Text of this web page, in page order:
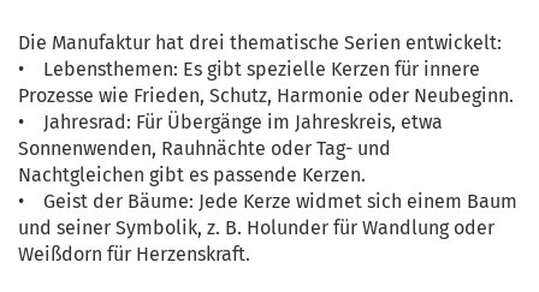
Die Manufaktur hat drei thematische Serien entwickelt:
• Lebensthemen: Es gibt spezielle Kerzen für innere
Prozesse wie Frieden, Schutz, Harmonie oder Neubeginn.
• Jahresrad: Für Übergänge im Jahreskreis, etwa
Sonnenwenden, Rauhnächte oder Tag- und
Nachtgleichen gibt es passende Kerzen.
• Geist der Bäume: Jede Kerze widmet sich einem Baum
und seiner Symbolik, z. B. Holunder für Wandlung oder
Weißdorn für Herzenskraft.